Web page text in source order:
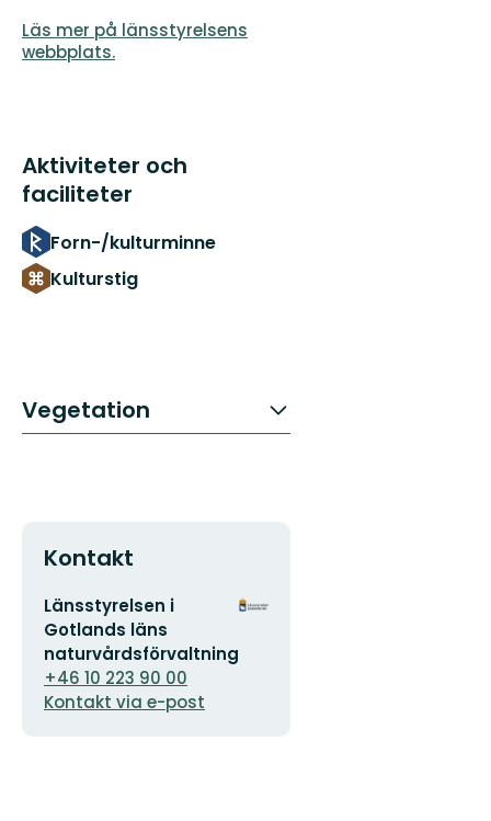
Läs mer på länsstyrelsens
webbplats.
Aktiviteter och
faciliteter
Forn-/kulturminne
Kulturstig
Vegetation
Kontakt
E-
postadress
Länsstyrelsen i
Gotlands läns
naturvårdsförvaltning
+46 10 223 90 00
Kontakt via e-post
Organisationens